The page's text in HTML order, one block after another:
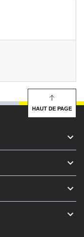
HAUT DE PAGE